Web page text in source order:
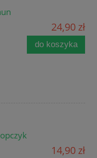
24,90 zł
do koszyka
14,90 zł